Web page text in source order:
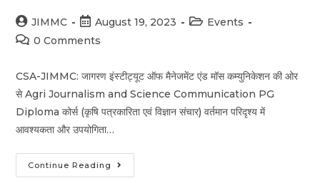
JIMMC August 19, 2023
Events
0 Comments
CSA-JIMMC: जागरण इंस्टीट्यूट ऑफ मैनेजमेंट एंड मॉस कम्युनिकेशन की ओर
से Agri Journalism and Science Communication PG
Diploma कोर्स (कृषि पत्रकारिता एवं विज्ञान संचार) वर्तमान परिदृश्य में
आवश्यकता और उपयोगिता…
Continue Reading